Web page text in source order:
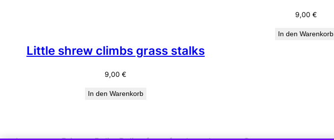
Little shrew climbs grass stalks
9,00€
In den Warenkorb
9,00 €
In den Warenkorb